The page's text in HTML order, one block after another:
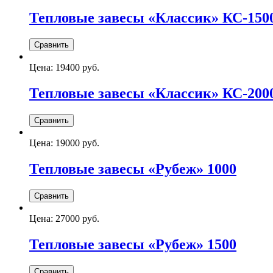
Тепловые завесы «Классик» КС-
Цена: 19400 руб.
Тепловые завесы «Классик» КС-
Цена: 19000 руб.
Тепловые завесы «Рубеж» 1000
Цена: 27000 руб.
Тепловые завесы «Рубеж» 1500